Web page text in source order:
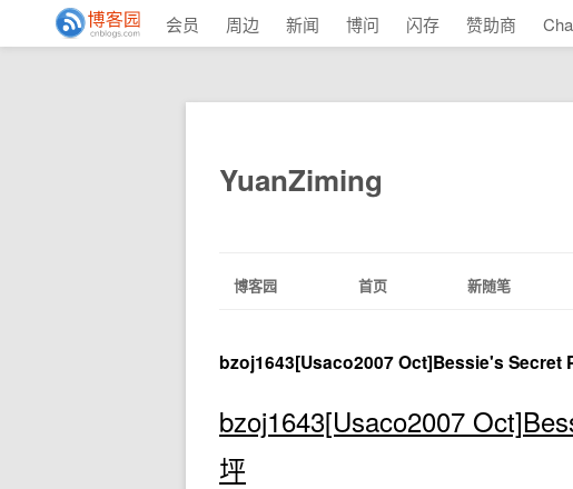
会员 周边 新闻 博问 闪存 赞助商
YuanZiming
博客园 首页 新随笔
bzoj1643[Usaco2007 Oct]Bessie's Secret
bzoj1643[Usaco2007
坪